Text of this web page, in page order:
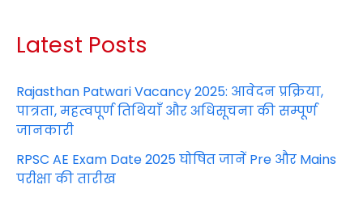
Latest Posts
Rajasthan Patwari Vacancy 2025: आवेदन प्रक्रिया,
पात्रता, महत्वपूर्ण तिथियाँ और अधिसूचना की सम्पूर्ण
जानकारी
RPSC AE Exam Date 2025 घोषित जानें Pre और Mains
परीक्षा की तारीख